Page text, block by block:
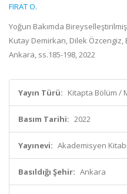
FIRAT O.
Yoğun Bakımda
Kutay Demirkan, Dilek
Ankara, ss.185-198, 2022
Yayın Türü: Kitapta Bölüm /
Basım Tarihi: 2022
Yayınevi: Akademisyen
Basıldığı Şehir: Ankara